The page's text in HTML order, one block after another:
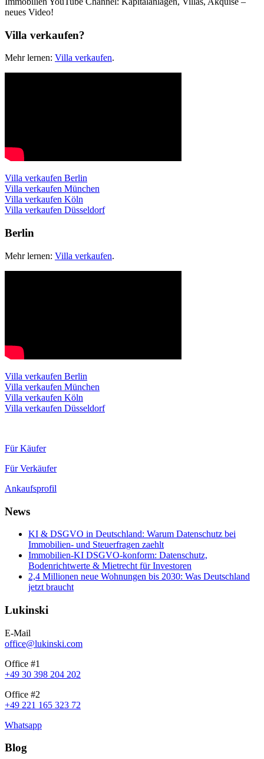
neues Video!
Villa verkaufen?
Mehr lernen: Villa verkaufen.
Villa verkaufen Berlin
Villa verkaufen München
Villa verkaufen Köln
Villa verkaufen Düsseldorf
Berlin
Mehr lernen: Villa verkaufen.
Villa verkaufen Berlin
Villa verkaufen München
Villa verkaufen Köln
Villa verkaufen Düsseldorf
Für Käufer
Für Verkäufer
Ankaufsprofil
News
KI & DSGVO in Deutschland: Warum Datenschutz bei
Immobilien- und Steuerfragen zaehlt
Immobilien-KI DSGVO-konform: Datenschutz,
Bodenrichtwerte & Mietrecht für Investoren
2,4 Millionen neue Wohnungen bis 2030: Was Deutschland
jetzt braucht
Lukinski
E-Mail
office@lukinski.com
Office #1
+49 30 398 204 202
Office #2
+49 221 165 323 72
Whatsapp
Blog